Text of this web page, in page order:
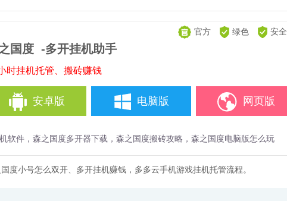
国度 -多开挂机助手
时挂机托管、搬砖赚钱
官方 绿色 安全
安卓版 电脑版 网页版
软件，森之国度多开器下载，森之国度搬砖攻略，森之国度电脑版怎么玩
度小号怎么双开、多开挂机赚钱，多多云手机游戏挂机托管流程。